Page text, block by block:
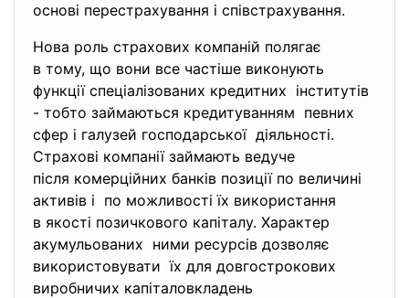
основі перестрахування і співстрахування.
Нова роль страхових компаній полягає
в тому, що вони все частіше виконують
функції спеціалізованих кредитних інститутів
- тобто займаються кредитуванням певних
сфер і галузей господарської діяльності.
Страхові компанії займають ведуче
після комерційних банків позиції по величині
активів і по можливості їх використання
в якості позичкового капіталу. Характер
акумульованих ними ресурсів дозволяє
використовувати їх для довгострокових
виробничих капіталовкладень